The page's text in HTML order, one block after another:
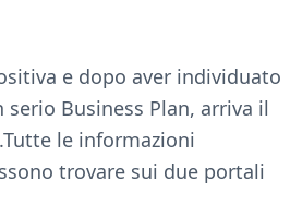
e dopo aver individuato
Business Plan, arriva il
le informazioni
trovare sui due portali